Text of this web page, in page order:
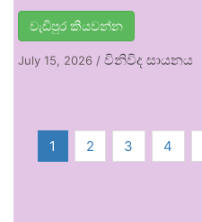
වැඩිපුර කියවන්න
July 15, 2026 / විනිවිද සායනය
1 2 3 4